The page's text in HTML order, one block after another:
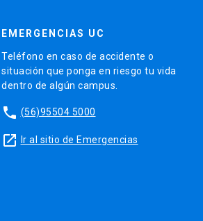
EMERGENCIAS UC
Teléfono en caso de accidente o
situación que ponga en riesgo tu vida
dentro de algún campus.
phone (56)95504 5000
launch Ir al sitio de Emergencias